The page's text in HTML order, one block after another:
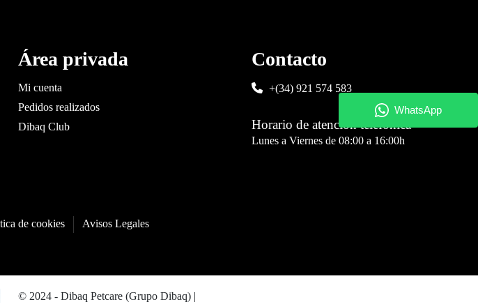
Área privada
Mi cuenta
Pedidos realizados
Dibaq Club
Contacto
+(34) 921 574 583
Horario de atención telefónica
Lunes a Viernes de 08:00 a 16:00h
de cookies Avisos Legales
© 2024 - Dibaq Petcare (Grupo Dibaq) |